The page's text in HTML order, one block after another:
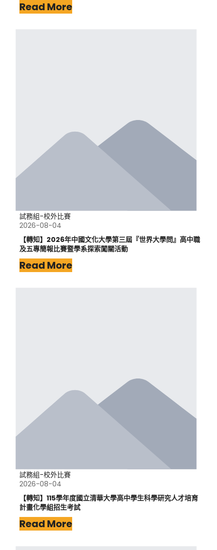
Read More
試務組-校外比賽
2026-08-04
【轉知】2026年中國文化大學第三屆『世界大學問』高中職
及五專簡報比賽暨學系探索闖關活動
Read More
試務組-校外比賽
2026-08-04
【轉知】115學年度國立清華大學高中學生科學研究人才培育
計畫化學組招生考試
Read More